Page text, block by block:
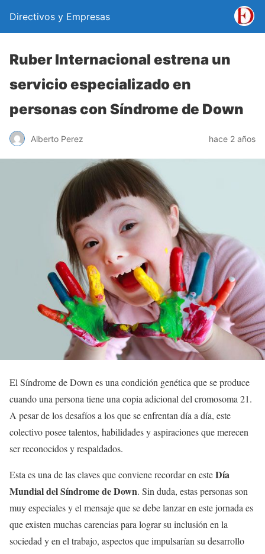
Directivos y Empresas
Ruber Internacional estrena un
servicio especializado en
personas con Síndrome de Down
Alberto Perez hace 2 años
El Síndrome de Down es una condición genética que se produce
cuando una persona tiene una copia adicional del cromosoma 21.
A pesar de los desafíos a los que se enfrentan día a día, este
colectivo posee talentos, habilidades y aspiraciones que merecen
ser reconocidos y respaldados.
Esta es una de las claves que conviene recordar en esteDía
Mundial del Síndrome de Down. Sin duda, estas personas son
muy especiales y el mensaje que se debe lanzar en este jornada es
que existen muchas carencias para lograr su inclusión en la
sociedad y en el trabajo, aspectos que impulsarían su desarrollo